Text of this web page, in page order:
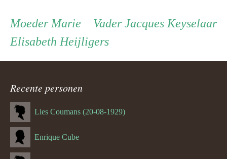
Persoon
ouder
navigatie
VaderVader
Jacques Keyselaar
Moeder Moeder
Marie
Elisabeth Heijligers
Recente personen
Lies Coumans (20-08-1929)
Enrique Cube